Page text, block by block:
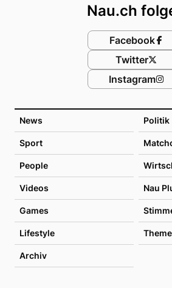
News Politik
Sport
People
Videos Nau
Games
Lifestyle
Archiv
Nau.ch
Facebook
Twitter
Instagram